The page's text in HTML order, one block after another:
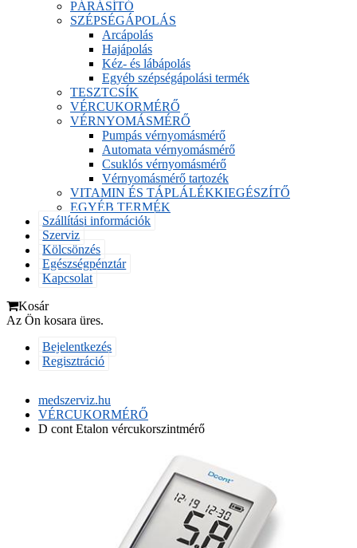
PÁRÁSÍTÓ
SZÉPSÉGÁPOLÁS
Arcápolás
Hajápolás
Kéz- és lábápolás
Egyéb szépségápolási termék
TESZTCSÍK
VÉRCUKORMÉRŐ
VÉRNYOMÁSMÉRŐ
Pumpás vérnyomásmérő
Automata vérnyomásmérő
Csuklós vérnyomásmérő
Vérnyomásmérő tartozék
VITAMIN ÉS TÁPLÁLÉKKIEGÉSZÍTŐ
EGYÉB TERMÉK
Szállítási információk
Szerviz
Kölcsönzés
Egészségpénztár
Kapcsolat
Kosár
Az Ön kosara üres.
Bejelentkezés
Regisztráció
medszerviz.hu
VÉRCUKORMÉRŐ
D cont Etalon vércukorszintmérő